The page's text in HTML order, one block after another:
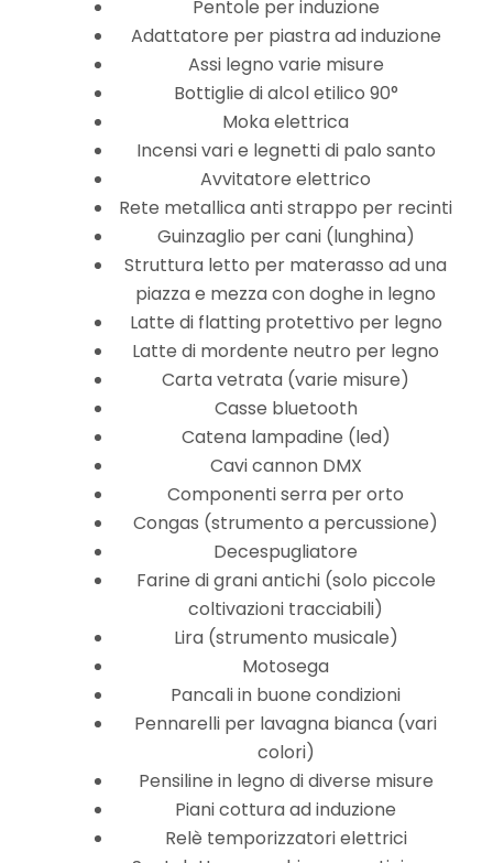
Pentole per induzione
Adattatore per piastra ad induzione
Assi legno varie misure
Bottiglie di alcol etilico 90°
Moka elettrica
Incensi vari e legnetti di palo santo
Avvitatore elettrico
Rete metallica anti strappo per recinti
Guinzaglio per cani (lunghina)
Struttura letto per materasso ad una
piazza e mezza con doghe in legno
Latte di flatting protettivo per legno
Latte di mordente neutro per legno
Carta vetrata (varie misure)
Casse bluetooth
Catena lampadine (led)
Cavi cannon DMX
Componenti serra per orto
Congas (strumento a percussione)
Decespugliatore
Farine di grani antichi (solo piccole
coltivazioni tracciabili)
Lira (strumento musicale)
Motosega
Pancali in buone condizioni
Pennarelli per lavagna bianca (vari
colori)
Pensiline in legno di diverse misure
Piani cottura ad induzione
Relè temporizzatori elettrici